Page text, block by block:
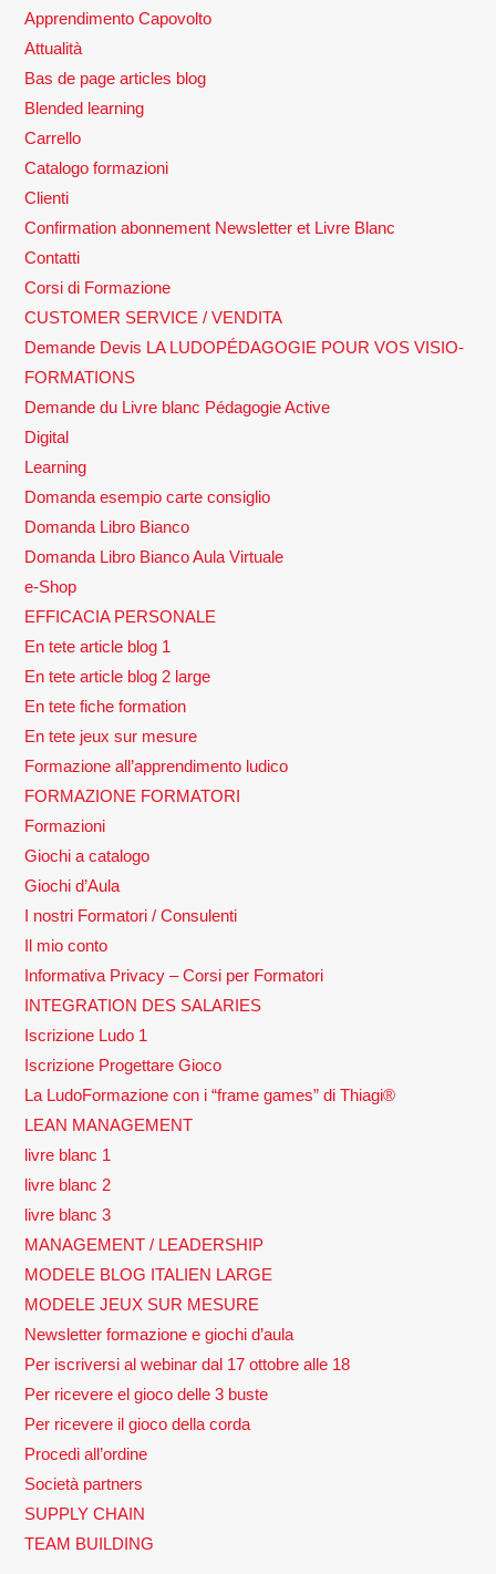
Apprendimento Capovolto
Attualità
Bas de page articles blog
Blended learning
Carrello
Catalogo formazioni
Clienti
Confirmation abonnement Newsletter et Livre Blanc
Contatti
Corsi di Formazione
CUSTOMER SERVICE / VENDITA
Demande Devis LA LUDOPÉDAGOGIE POUR VOS VISIO-
FORMATIONS
Demande du Livre blanc Pédagogie Active
Digital
Learning
Domanda esempio carte consiglio
Domanda Libro Bianco
Domanda Libro Bianco Aula Virtuale
e-Shop
EFFICACIA PERSONALE
En tete article blog 1
En tete article blog 2 large
En tete fiche formation
En tete jeux sur mesure
Formazione all’apprendimento ludico
FORMAZIONE FORMATORI
Formazioni
Giochi a catalogo
Giochi d’Aula
I nostri Formatori / Consulenti
Il mio conto
Informativa Privacy – Corsi per Formatori
INTEGRATION DES SALARIES
Iscrizione Ludo 1
Iscrizione Progettare Gioco
La LudoFormazione con i “frame games” di Thiagi®
LEAN MANAGEMENT
livre blanc 1
livre blanc 2
livre blanc 3
MANAGEMENT / LEADERSHIP
MODELE BLOG ITALIEN LARGE
MODELE JEUX SUR MESURE
Newsletter formazione e giochi d’aula
Per iscriversi al webinar dal 17 ottobre alle 18
Per ricevere el gioco delle 3 buste
Per ricevere il gioco della corda
Procedi all’ordine
Società partners
SUPPLY CHAIN
TEAM BUILDING